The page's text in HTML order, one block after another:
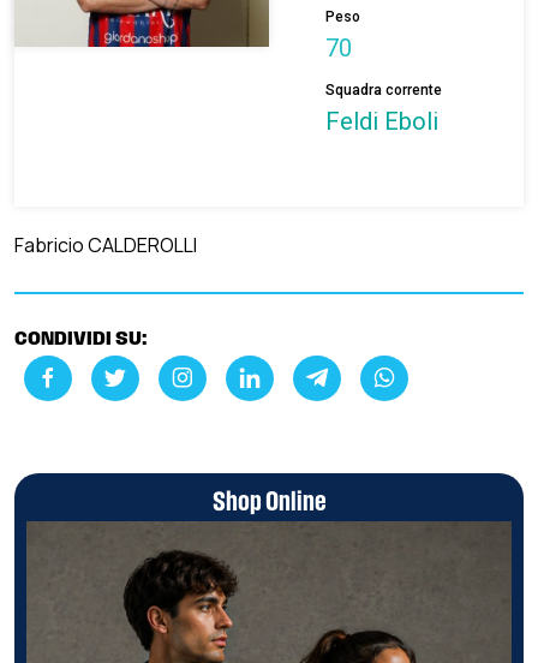
Peso
70
Squadra corrente
Feldi Eboli
Fabricio CALDEROLLI
CONDIVIDI SU:
Shop Online